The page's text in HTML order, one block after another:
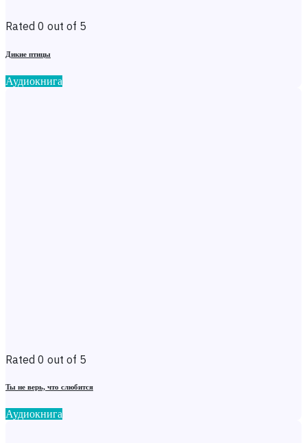
Rated 0 out of 5
Дикие птицы
Аудиокнига
Rated 0 out of 5
Ты не верь, что слюбится
Аудиокнига